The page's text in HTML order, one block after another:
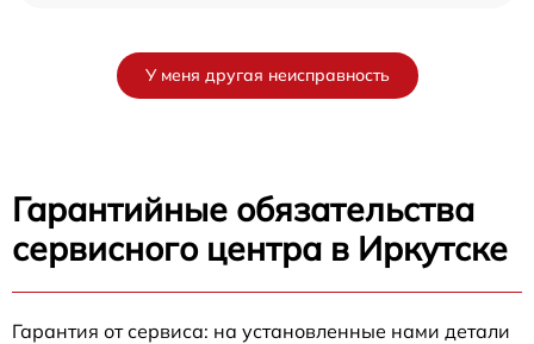
У меня другая неисправность
Гарантийные обязательства
сервисного центра в Иркутске
Гарантия от сервиса: на установленные нами детали